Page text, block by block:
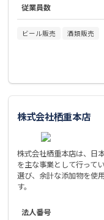
従業員数
ビール販売 酒類販売
株式会社栖重本店
株式会社栖重本店は、日
を主な事業として行って
選び、余計な添加物を使
す。
法人番号